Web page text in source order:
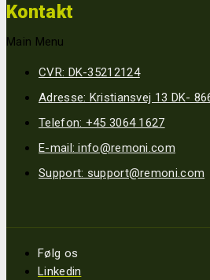
Kontakt
Main Menu
CVR: DK-35212124
Adresse: Kristiansvej 13 DK-
Telefon: +45 3064 1627
E-mail: info@remoni.com
Support: support@remoni.com
Følg os
Linkedin